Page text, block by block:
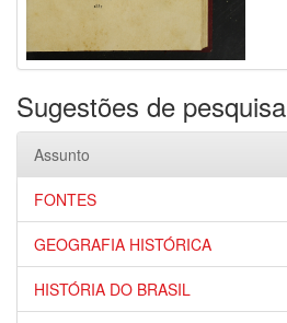
Sugestões de pesquisa
Assunto
FONTES
GEOGRAFIA HISTÓRICA
HISTÓRIA DO BRASIL